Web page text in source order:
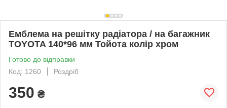
Емблема на решітку радіатора / на багажник
TOYOTA 140*96 мм Тойота колір хром
Готово до відправки
Код: 1260
Роздріб
350 ₴